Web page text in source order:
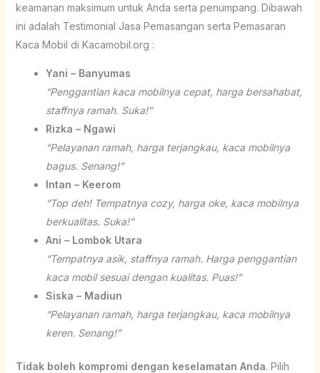
keamanan maksimum untuk Anda serta penumpang. Dibawah
ini adalah Testimonial Jasa Pemasangan serta Pemasaran
Kaca Mobil di Kacamobil.org :
Yani – Banyumas
“Penggantian kaca mobilnya cepat, harga bersahabat,
staffnya ramah. Suka!”
Rizka – Ngawi
“Pelayanan ramah, harga terjangkau, kaca mobilnya
bagus. Senang!”
Intan – Keerom
“Top deh! Tempatnya cozy, harga oke, kaca mobilnya
berkualitas. Suka!”
Ani – Lombok Utara
“Tempatnya asik, staffnya ramah. Harga penggantian
kaca mobil sesuai dengan kualitas. Puas!”
Siska – Madiun
“Pelayanan ramah, harga terjangkau, kaca mobilnya
keren. Senang!”
Tidak boleh kompromi dengan keselamatan Anda. Pilih